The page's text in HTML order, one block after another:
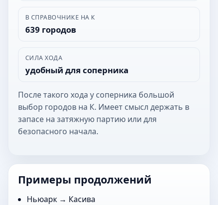
В СПРАВОЧНИКЕ НА К
639 городов
СИЛА ХОДА
удобный для соперника
После такого хода у соперника большой
выбор городов на К. Имеет смысл держать в
запасе на затяжную партию или для
безопасного начала.
Примеры продолжений
Ньюарк → Касива